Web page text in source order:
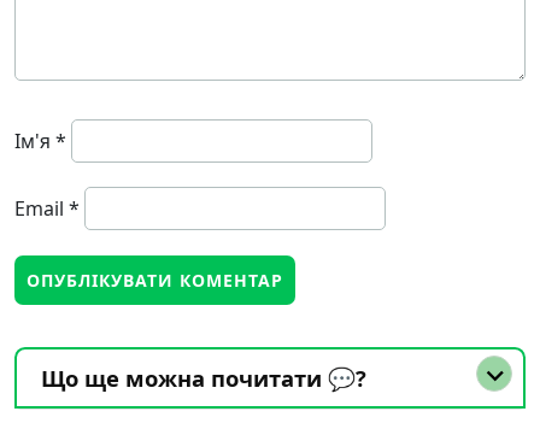
Ім'я *
Email *
Що ще можна почитати 💬?